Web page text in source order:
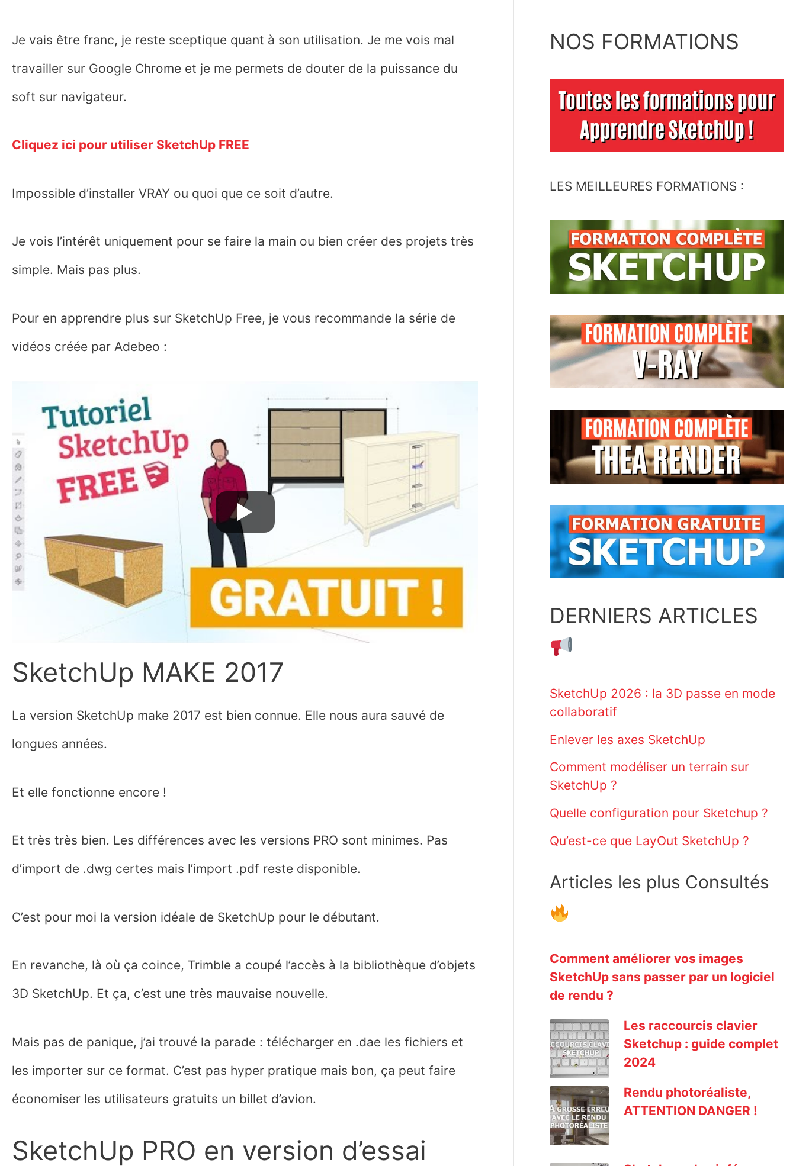
Je vais être franc, je reste sceptique quant à son utilisation. Je me vois mal
travailler sur Google Chrome et je me permets de douter de la puissance du
soft sur navigateur.
Cliquez ici pour utiliser SketchUp FREE
Impossible d’installer VRAY ou quoi que ce soit d’autre.
Je vois l’intérêt uniquement pour se faire la main ou bien créer des projets très
simple. Mais pas plus.
Pour en apprendre plus sur SketchUp Free, je vous recommande la série de
vidéos créée par Adebeo :
SketchUp MAKE 2017
La version SketchUp make 2017 est bien connue. Elle nous aura sauvé de
longues années.
Et elle fonctionne encore !
Et très très bien. Les différences avec les versions PRO sont minimes. Pas
d’import de .dwg certes mais l’import .pdf reste disponible.
C’est pour moi la version idéale de SketchUp pour le débutant.
En revanche, là où ça coince, Trimble a coupé l’accès à la bibliothèque d’objets
3D SketchUp. Et ça, c’est une très mauvaise nouvelle.
Mais pas de panique, j’ai trouvé la parade : télécharger en .dae les fichiers et
les importer sur ce format. C’est pas hyper pratique mais bon, ça peut faire
économiser les utilisateurs gratuits un billet d’avion.
SketchUp PRO en version d’essai
NOS FORMATIONS
LES MEILLEURES FORMATIONS :
DERNIERS ARTICLES
SketchUp 2026 : la 3D passe en mode
collaboratif
Enlever les axes SketchUp
Comment modéliser un terrain sur
SketchUp ?
Quelle configuration pour Sketchup ?
Qu’est-ce que LayOut SketchUp ?
Articles les plus Consultés
Comment améliorer vos images
SketchUp sans passer par un logiciel
de rendu ?
Les raccourcis clavier
Sketchup : guide complet
2024
Rendu photoréaliste,
ATTENTION DANGER !